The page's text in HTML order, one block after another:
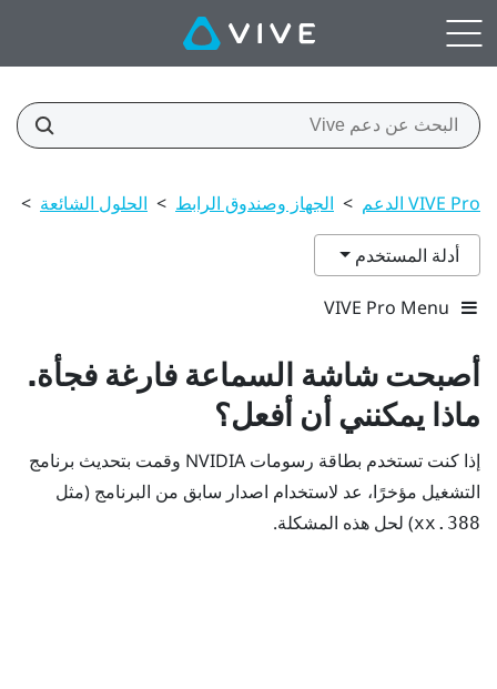
VIVE Pro الدعم > الجهاز وصندوق الرابط > الحلول الشائعة >
أدلة المستخدم
VIVE Pro Menu
أصبحت شاشة السماعة فارغة فجأة.
ماذا يمكنني أن أفعل؟
إذا كنت تستخدم بطاقة رسومات NVIDIA وقمت بتحديث برنامج
التشغيل مؤخرًا، عد لاستخدام اصدار سابق من البرنامج (مثل
388.xx ) لحل هذه المشكلة.